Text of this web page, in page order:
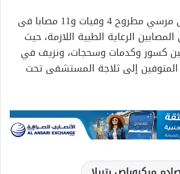
واستقبلت مستشفى مرسي مطروح 4 وفيات و11 مصابا فى
الرعاية الطبية اللازمة، حيث
بين كسور وكدمات وسحجات، ونزيف في
إلى ثلاجة المستشفى تحت